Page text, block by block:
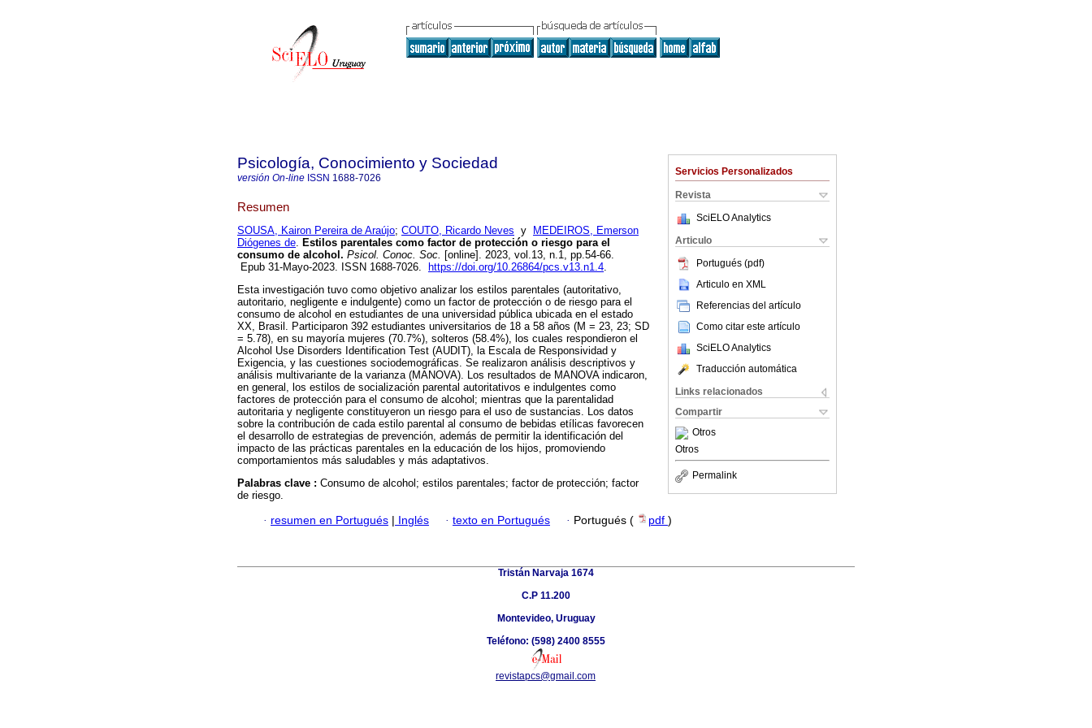
Servicios Personalizados
Revista
SciELO Analytics
Articulo
Portugués (pdf)
Articulo en XML
Referencias del artículo
Como citar este artículo
SciELO Analytics
Traducción automática
Links relacionados
Compartir
Otros
Otros
Permalink
Psicología, Conocimiento y Sociedad
versión On-line ISSN 1688-7026
Resumen
SOUSA, Kairon Pereira de Araújo; COUTO, Ricardo Neves y
MEDEIROS, Emerson
Diógenes de. Estilos parentales como factor de protección o riesgo para el
consumo de alcohol. Psicol. Conoc. Soc. [online]. 2023, vol.13, n.1, pp.54-66.
Epub 31-Mayo-2023. ISSN 1688-7026.
https://doi.org/10.26864/pcs.v13.n1.4.
Esta investigación tuvo como objetivo analizar los estilos parentales (autoritativo,
autoritario, negligente e indulgente) como un factor de protección o de riesgo para el
consumo de alcohol en estudiantes de una universidad pública ubicada en el estado
XX, Brasil. Participaron 392 estudiantes universitarios de 18 a 58 años (M = 23, 23; SD
= 5.78), en su mayoría mujeres (70.7%), solteros (58.4%), los cuales respondieron el
Alcohol Use Disorders Identification Test (AUDIT), la Escala de Responsividad y
Exigencia, y las cuestiones sociodemográficas. Se realizaron análisis descriptivos y
análisis multivariante de la varianza (MANOVA). Los resultados de MANOVA indicaron,
en general, los estilos de socialización parental autoritativos e indulgentes como
factores de protección para el consumo de alcohol; mientras que la parentalidad
autoritaria y negligente constituyeron un riesgo para el uso de sustancias. Los datos
sobre la contribución de cada estilo parental al consumo de bebidas etílicas favorecen
el desarrollo de estrategias de prevención, además de permitir la identificación del
impacto de las prácticas parentales en la educación de los hijos, promoviendo
comportamientos más saludables y más adaptativos.
Palabras clave : Consumo de alcohol; estilos parentales; factor de protección; factor
de riesgo.
· resumen en Portugués | Inglés · texto en Portugués · Portugués ( pdf )
Tristán Narvaja 1674
C.P 11.200
Montevideo, Uruguay
Teléfono: (598) 2400 8555
revistapcs@gmail.com